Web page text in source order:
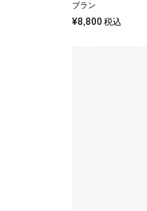
ブラン
¥8,800 税込